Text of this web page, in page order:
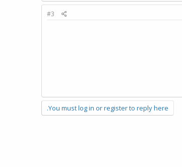
#3
You must log in or register to reply here.